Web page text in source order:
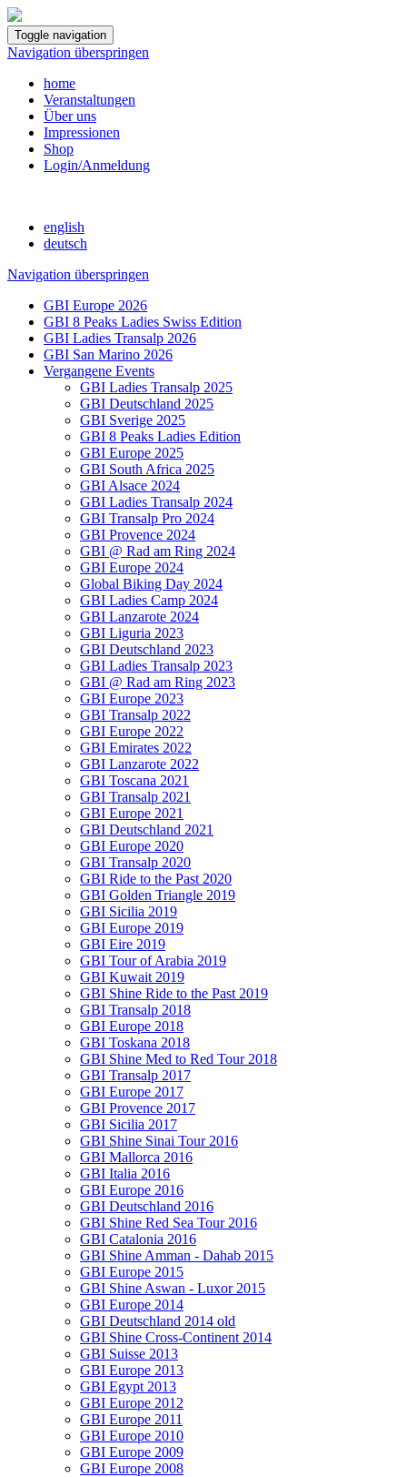
Toggle navigation
Navigation überspringen
home
Veranstaltungen
Über uns
Impressionen
Shop
Login/Anmeldung
english
deutsch
Navigation überspringen
GBI Europe 2026
GBI 8 Peaks Ladies Swiss Edition
GBI Ladies Transalp 2026
GBI San Marino 2026
Vergangene Events
GBI Ladies Transalp 2025
GBI Deutschland 2025
GBI Sverige 2025
GBI 8 Peaks Ladies Edition
GBI Europe 2025
GBI South Africa 2025
GBI Alsace 2024
GBI Ladies Transalp 2024
GBI Transalp Pro 2024
GBI Provence 2024
GBI @ Rad am Ring 2024
GBI Europe 2024
Global Biking Day 2024
GBI Ladies Camp 2024
GBI Lanzarote 2024
GBI Liguria 2023
GBI Deutschland 2023
GBI Ladies Transalp 2023
GBI @ Rad am Ring 2023
GBI Europe 2023
GBI Transalp 2022
GBI Europe 2022
GBI Emirates 2022
GBI Lanzarote 2022
GBI Toscana 2021
GBI Transalp 2021
GBI Europe 2021
GBI Deutschland 2021
GBI Europe 2020
GBI Transalp 2020
GBI Ride to the Past 2020
GBI Golden Triangle 2019
GBI Sicilia 2019
GBI Europe 2019
GBI Eire 2019
GBI Tour of Arabia 2019
GBI Kuwait 2019
GBI Shine Ride to the Past 2019
GBI Transalp 2018
GBI Europe 2018
GBI Toskana 2018
GBI Shine Med to Red Tour 2018
GBI Transalp 2017
GBI Europe 2017
GBI Provence 2017
GBI Sicilia 2017
GBI Shine Sinai Tour 2016
GBI Mallorca 2016
GBI Italia 2016
GBI Europe 2016
GBI Deutschland 2016
GBI Shine Red Sea Tour 2016
GBI Catalonia 2016
GBI Shine Amman - Dahab 2015
GBI Europe 2015
GBI Shine Aswan - Luxor 2015
GBI Europe 2014
GBI Deutschland 2014 old
GBI Shine Cross-Continent 2014
GBI Suisse 2013
GBI Europe 2013
GBI Egypt 2013
GBI Europe 2012
GBI Europe 2011
GBI Europe 2010
GBI Europe 2009
GBI Europe 2008